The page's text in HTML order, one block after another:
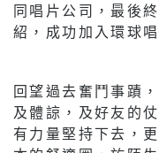
同唱片公司，最後
紹，成功加入環球
回望過去奮鬥事蹟
及體諒，及好友的
有力量堅持下去，